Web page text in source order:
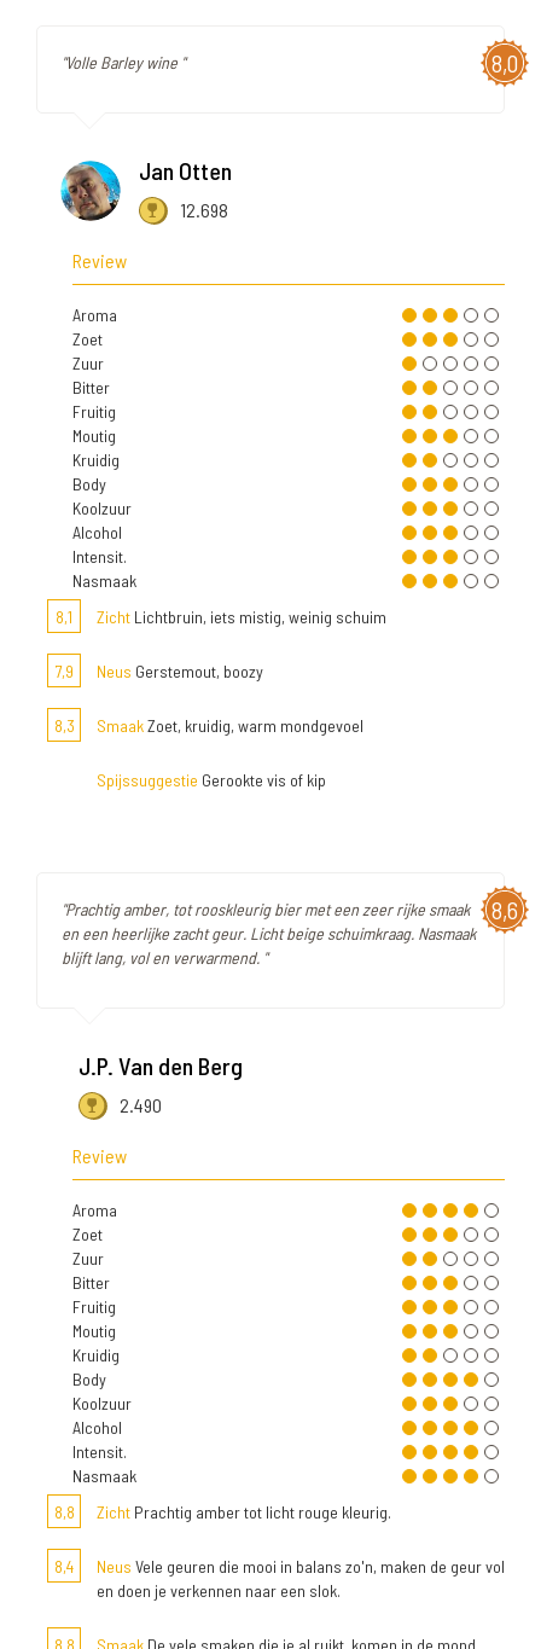
8,0
"Volle Barley wine "
Jan Otten
12.698
Review
Aroma
Zoet
Zuur
Bitter
Fruitig
Moutig
Kruidig
Body
Koolzuur
Alcohol
Intensit.
Nasmaak
8,1
Zicht Lichtbruin, iets mistig, weinig schuim
7,9 Neus Gerstemout, boozy
8,3 SmaakZoet, kruidig, warm mondgevoel
Spijssuggestie Gerookte vis of kip
8,6
"Prachtig amber, tot rooskleurig bier met een zeer rijke smaak
en een heerlijke zacht geur. Licht beige schuimkraag. Nasmaak
blijft lang, vol en verwarmend. "
J.P. Van den Berg
2.490
Review
Aroma
Zoet
Zuur
Bitter
Fruitig
Moutig
Kruidig
Body
Koolzuur
Alcohol
Intensit.
Nasmaak
8,8
Zicht Prachtig amber tot licht rouge kleurig.
8,4 Neus Vele geuren die mooi in balans zo'n, maken de geur vol
en doen je verkennen naar een slok.